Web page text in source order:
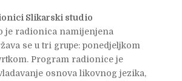
Slikarski studio
je radionica namijenjena
se u tri grupe: ponedjeljkom
Program radionice je
osnova likovnog jezika,